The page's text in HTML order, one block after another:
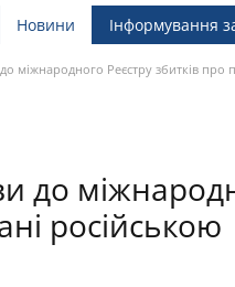
Новини Інформування
міжнародного Реєстру збитків про
до
російською